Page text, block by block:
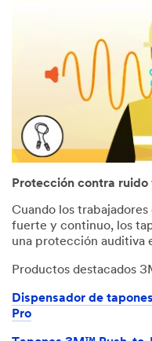
Protección contra
Cuando los
fuerte y continuo, los
una protección auditiva
Productos destacados
Dispensador de
Pro